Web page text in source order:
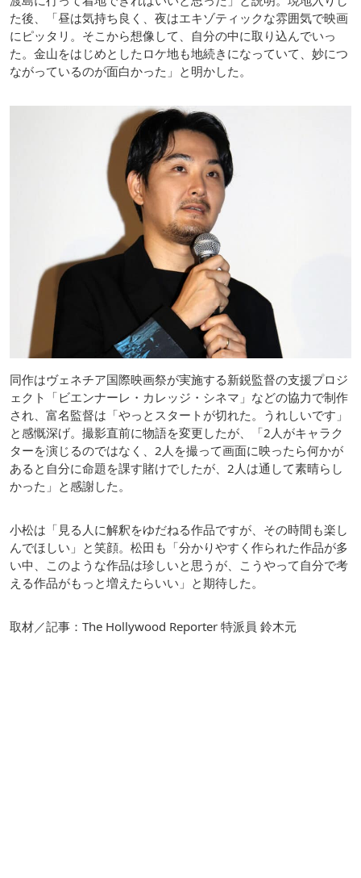
た後、「昼は気持ち良く、夜はエキゾティックな雰囲気で映画
にピッタリ。そこから想像して、自分の中に取り込んでいっ
た。金山をはじめとしたロケ地も地続きになっていて、妙につ
ながっているのが面白かった」と明かした。
同作はヴェネチア国際映画祭が実施する新鋭監督の支援プロジ
ェクト「ビエンナーレ・カレッジ・シネマ」などの協力で制作
され、富名監督は「やっとスタートが切れた。うれしいです」
と感慨深げ。撮影直前に物語を変更したが、「2人がキャラク
ターを演じるのではなく、2人を撮って画面に映ったら何かが
あると自分に命題を課す賭けでしたが、2人は通して素晴らし
かった」と感謝した。
小松は「見る人に解釈をゆだねる作品ですが、その時間も楽し
んでほしい」と笑顔。松田も「分かりやすく作られた作品が多
い中、このような作品は珍しいと思うが、こうやって自分で考
える作品がもっと増えたらいい」と期待した。
取材／記事：The Hollywood Reporter 特派員 鈴木元